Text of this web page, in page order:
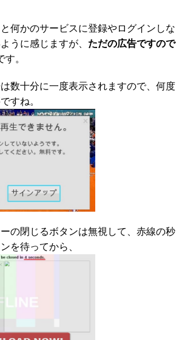
何かのサービスに登録やログインしな
うに感じますが、 ただの広告ですので
す。
数十分に一度表示されますので、何度
すね。
の閉じるボタンは無視して、赤線の秒
を待ってから、